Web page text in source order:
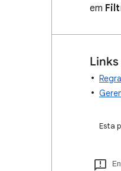
em
Esta